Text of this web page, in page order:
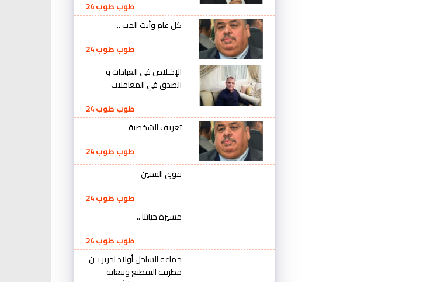
طوب طوب 24
كل عام وأنت الحب ..
طوب طوب 24
الإخـلاص في العبادات و
الصدق في المعاملات
طوب طوب 24
تعريف الشخصية
طوب طوب 24
فوق الستين
طوب طوب 24
مسيرة حياتنا ..
طوب طوب 24
جماعة الساحل أولاد احريز بين
مطرقة التقطيع وتبعاته